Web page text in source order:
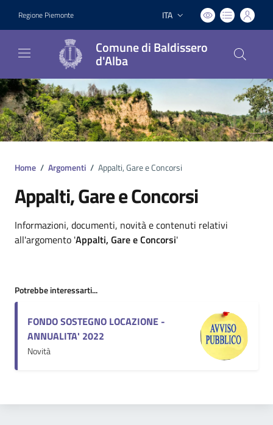
Regione Piemonte Lingua attiva:
ITA
Comune di Baldissero
d'Alba
Home / Argomenti / Appalti, Gare e Concorsi
Appalti, Gare e Concorsi
Dettagli argomento
Informazioni, documenti, novità e contenuti relativi
all'argomento 'Appalti, Gare e Concorsi'
Potrebbe interessarti...
FONDO SOSTEGNO LOCAZIONE -
ANNUALITA' 2022
Novità